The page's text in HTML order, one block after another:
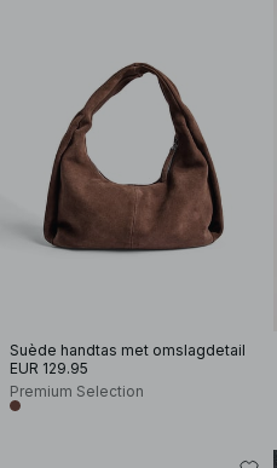
Suède handtas met omslagdetail
EUR 129.95
Premium Selection